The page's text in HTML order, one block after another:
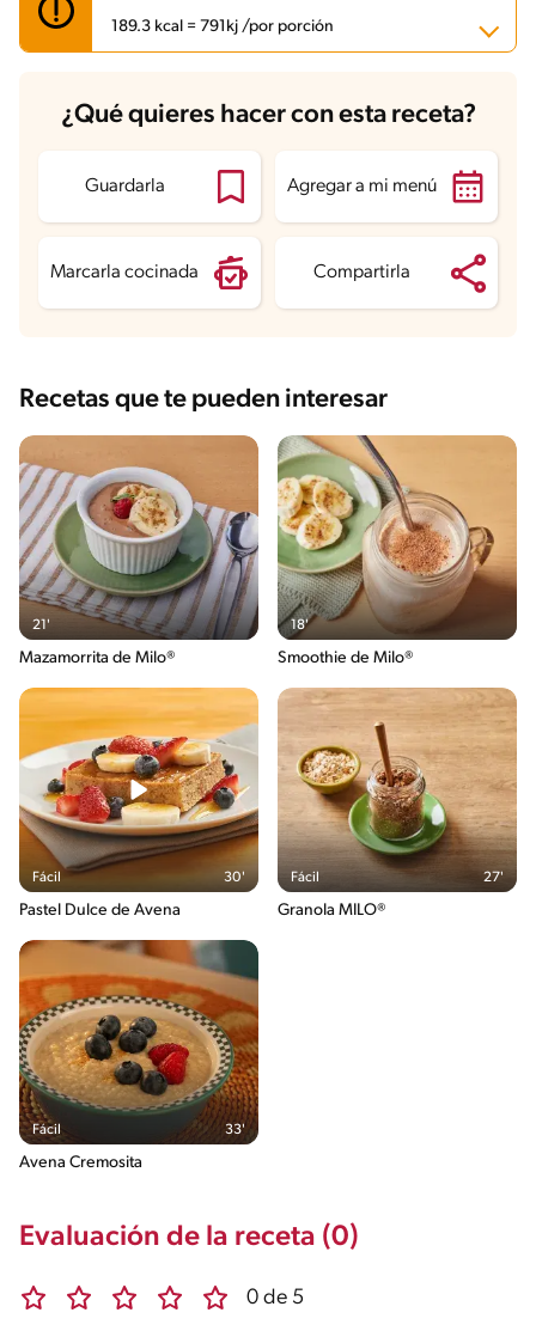
189.3 kcal = 791kj /por porción
Carbohidratos
22.3 g
Energía 189.3 kcal
Proteína
Grasas saturadas 2.1 g
Sodio 110.2 mg
¿Qué quieres hacer con esta receta?
Guardarla Agregar a mi menú
Marcarla cocinada Compartirla
Recetas que te pueden interesar
21'
Mazamorrita de Milo®
18'
Smoothie de Milo®
Fácil 30'
Pastel Dulce de Avena
Fácil 27'
Granola MILO®
Fácil 33'
Avena Cremosita
Evaluación de la receta (0)
0 de 5